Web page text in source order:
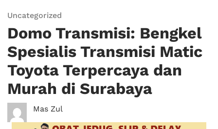
Uncategorized
Domo Transmisi: Bengkel
Spesialis Transmisi Matic
Toyota Terpercaya dan
Murah di Surabaya
Mas Zul